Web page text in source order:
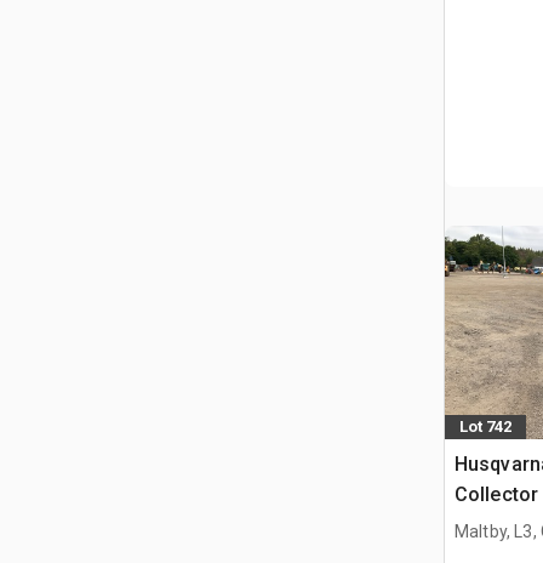
Lot 742
Collector
Maltby, L3,